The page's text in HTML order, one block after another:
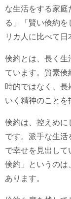
な生活をする家庭
る」「賢い倹約
リカ人に比べて日
倹約とは、長く生
ています。質素倹
時的ではなく、長
いく精神のことを
倹約は、控えめに
です。派手な生活
で幸せを見出して
倹約」というのは
あります。